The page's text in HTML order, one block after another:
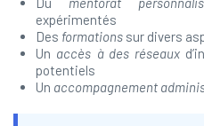
expérimentés
Des formations sur divers
Un accès à des réseaux
potentiels
Un accompagnement